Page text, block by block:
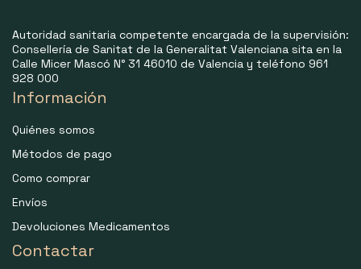
Autoridad sanitaria competente encargada de la supervisión:
Consellería de Sanitat de la Generalitat Valenciana sita en la
Calle Micer Mascó N° 31 46010 de Valencia y teléfono 961
928 000
Información
Quiénes somos
Métodos de pago
Como comprar
Envíos
Devoluciones Medicamentos
Contactar